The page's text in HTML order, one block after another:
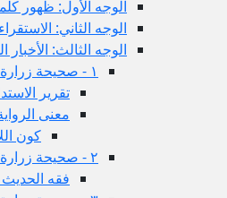
الوجه الأول: ظهور
الوجه الثاني:
الوجه الثالث:
١ - صحيحة زرارة الاولى:
تقرير
معنى
كون
٢ - صحيحة زرارة الثانية:
فقه الحديث